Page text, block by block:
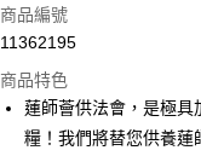
信用卡一次付款
Apple Pay
街口支付
商品編號
11362195
商品特色
蓮師薈供法會，是極具
糧！我們將替您供養蓮